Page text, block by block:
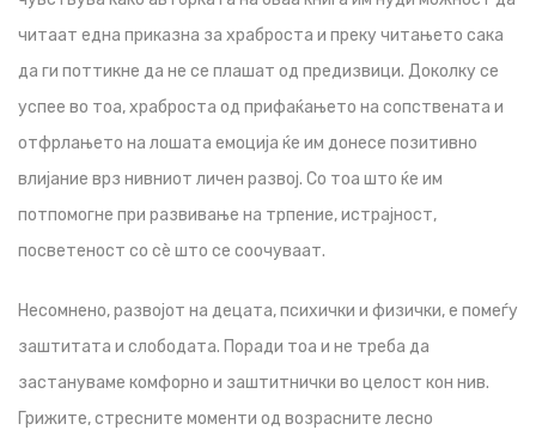
читаат една приказна за храброста и преку читањето сака
да ги поттикне да не се плашат од предизвици. Доколку се
успее во тоа, храброста од прифаќањето на сопствената и
отфрлањето на лошата емоција ќе им донесе позитивно
влијание врз нивниот личен развој. Со тоа што ќе им
потпомогне при развивање на трпение, истрајност,
посветеност со сѐ што се соочуваат.
Несомнено, развојот на децата, психички и физички, е помеѓу
заштитата и слободата. Поради тоа и не треба да
застануваме комфорно и заштитнички во целост кон нив.
Грижите, стресните моменти од возрасните лесно